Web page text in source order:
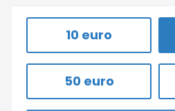
10 euro
50 euro